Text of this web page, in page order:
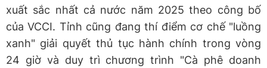
xuất sắc nhất cả nước năm 2025 theo công bố
của VCCI. Tỉnh cũng đang thí điểm cơ chế "luồng
xanh" giải quyết thủ tục hành chính trong vòng
24 giờ và duy trì chương trình "Cà phê doanh